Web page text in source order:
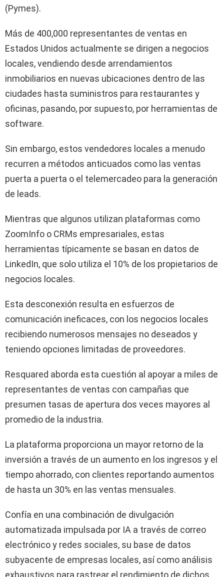
(Pymes).
Más de 400,000 representantes de ventas en
Estados Unidos actualmente se dirigen a negocios
locales, vendiendo desde arrendamientos
inmobiliarios en nuevas ubicaciones dentro de las
ciudades hasta suministros para restaurantes y
oficinas, pasando, por supuesto, por herramientas de
software.
Sin embargo, estos vendedores locales a menudo
recurren a métodos anticuados como las ventas
puerta a puerta o el telemercadeo para la generación
de leads.
Mientras que algunos utilizan plataformas como
ZoomInfo o CRMs empresariales, estas
herramientas típicamente se basan en datos de
LinkedIn, que solo utiliza el 10% de los propietarios de
negocios locales.
Esta desconexión resulta en esfuerzos de
comunicación ineficaces, con los negocios locales
recibiendo numerosos mensajes no deseados y
teniendo opciones limitadas de proveedores.
Resquared aborda esta cuestión al apoyar a miles de
representantes de ventas con campañas que
presumen tasas de apertura dos veces mayores al
promedio de la industria.
La plataforma proporciona un mayor retorno de la
inversión a través de un aumento en los ingresos y el
tiempo ahorrado, con clientes reportando aumentos
de hasta un 30% en las ventas mensuales.
Confía en una combinación de divulgación
automatizada impulsada por IA a través de correo
electrónico y redes sociales, su base de datos
subyacente de empresas locales, así como análisis
exhaustivos para rastrear el rendimiento de dichos